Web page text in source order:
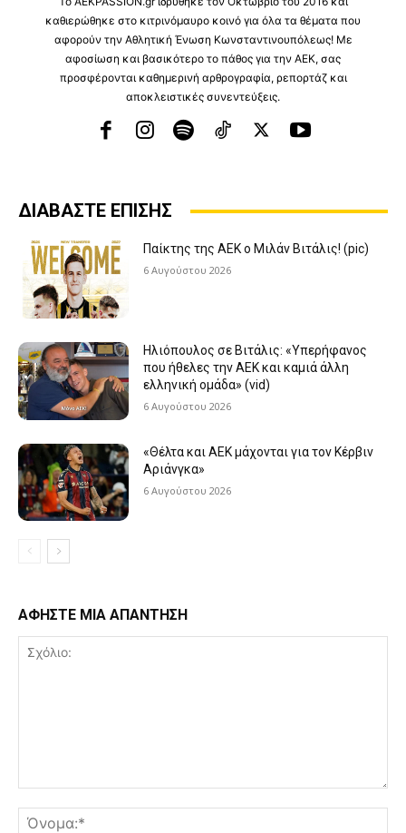
καθιερώθηκε στο κιτρινόμαυρο κοινό για όλα τα θέματα που
αφορούν την Αθλητική Ένωση Κωνσταντινουπόλεως! Με
αφοσίωση και βασικότερο το πάθος για την ΑΕΚ, σας
προσφέρονται καθημερινή αρθρογραφία, ρεπορτάζ και
αποκλειστικές συνεντεύξεις.
ΔΙΑΒΑΣΤΕ ΕΠΙΣΗΣ
Παίκτης της ΑΕΚ ο Μιλάν Βιτάλις! (pic)
6 Αυγούστου 2026
Ηλιόπουλος σε Βιτάλις: «Υπερήφανος
που ήθελες την ΑΕΚ και καμιά άλλη
ελληνική ομάδα» (vid)
6 Αυγούστου 2026
«Θέλτα και ΑΕΚ μάχονται για τον Κέρβιν
Αριάνγκα»
6 Αυγούστου 2026
ΑΦΗΣΤΕ ΜΙΑ ΑΠΑΝΤΗΣΗ